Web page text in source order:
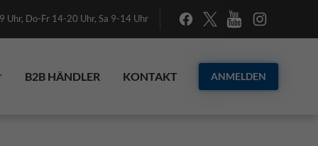
Do-Fr 14-20 Uhr, Sa 9-14 Uhr
B2B HÄNDLER KONTAKT ANMELDEN